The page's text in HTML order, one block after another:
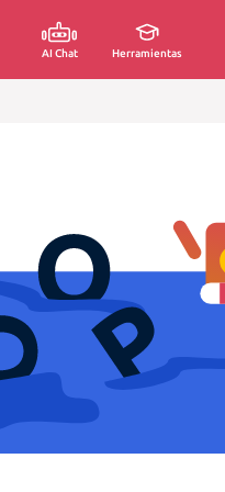
AI Chat Herramientas